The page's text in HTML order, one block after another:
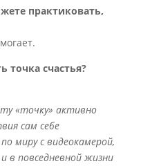
практиковать,
точка счастья?
«точку» активно
сам себе
миру с видеокамерой,
в повседневной жизни